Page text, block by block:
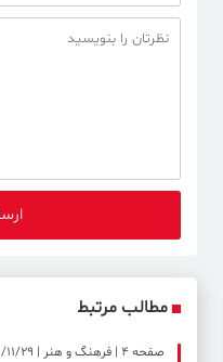
مطالب مرتبط
صفحه ۴ | فرهنگ و هنر | 1401/11/29